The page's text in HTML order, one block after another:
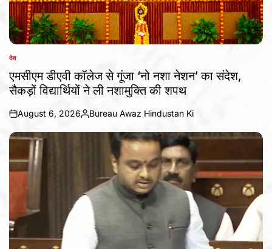
POSTED
IN
देश
एमसीएम डीएवी कॉलेज से गूंजा ‘नो नशा नेशन’ का संदेश,
सैकड़ों विद्यार्थियों ने ली नशामुक्ति की शपथ
on
August 6, 2026
Posted
by
Bureau Awaz Hindustan Ki